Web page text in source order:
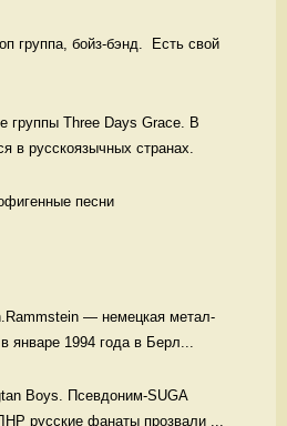
группа, бойз-бэнд.  Есть свой
группы Three Days Grace. В
в русскоязычных странах.
песни
— немецкая метал-
январе 1994 года в Берл...
Boys. Псевдоним-SUGA
русские фанаты прозвали ...